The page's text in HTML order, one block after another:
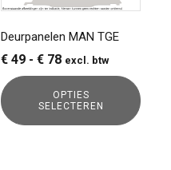
Deurpanelen MAN TGE
€ 49 - € 78Prijsklasse:
€ 49
tot
excl. btw
OPTIES
SELECTEREN
kan
gekozen
worden
de
productpagina